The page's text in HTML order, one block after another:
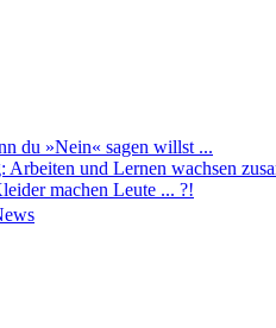
du »Nein« sagen willst ...
Arbeiten und Lernen wachsen
machen Leute ... ?!